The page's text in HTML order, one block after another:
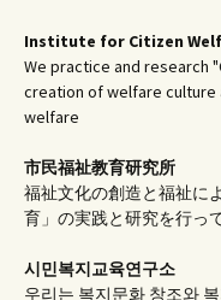
Institute for Citizen
We practice and research
creation of welfare culture
welfare
市民福祉教育研究所
福祉文化の創造と福祉に
育」の実践と研究を行っ
시민복지교육연구소
우리는 복지문화 창조와